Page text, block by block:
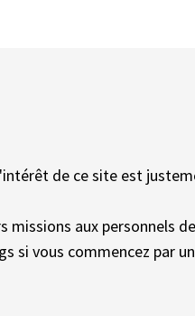
de ce site est
missions aux personnels
si vous commencez par